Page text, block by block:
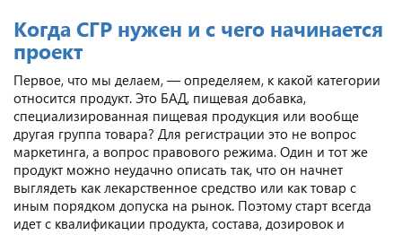
Когда СГР нужен и с чего начинается
проект
Первое, что мы делаем, — определяем, к какой категории
относится продукт. Это БАД, пищевая добавка,
специализированная пищевая продукция или вообще
другая группа товара? Для регистрации это не вопрос
маркетинга, а вопрос правового режима. Один и тот же
продукт можно неудачно описать так, что он начнет
выглядеть как лекарственное средство или как товар с
иным порядком допуска на рынок. Поэтому старт всегда
идет с квалификации продукта, состава, дозировок и